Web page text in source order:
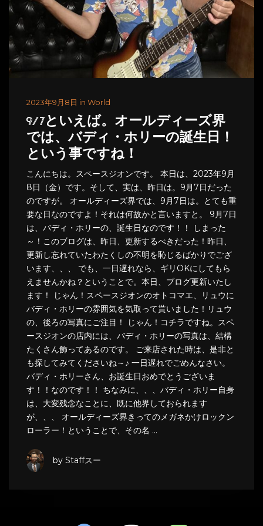
2023年9月8日 in World
9/7といえば。オールディーズ界
では、バディ・ホリーの誕生日！
という事ですね！
こんにちは。スペースジオンです。 本日は、2023年9月
8日（金）です。そして、実は、昨日は。9月7日だった
のですが。 オールディーズ界では、9月7日は。とても重
要な日なのですよ！それは何故かと言いますと。 9月7日
は、バディ・ホリーの、誕生日なのです！！ しまった
～！このブログは、昨日、更新するべきだった！昨日、
更新し忘れていたわたくしの不明を恥じるばかりでござ
います、、、 でも、一日遅れなら、ギリOKにしてもら
えませんかね？ということで。本日、ブログ更新いたし
ます！ じゃん！スペースジオンのオトコマエ、リュウに
バディ・ホリーの雰囲気を気取って貰いました！リュウ
の、後ろの写真にご注目！ じゃん！コチラですね。スペ
ースジオンの店内には、バディ・ホリーの写真は、結構
たくさん飾ってあるのです。 ご来店された時は、是非と
も探してみてくださいね～♪ 一日遅れでごめんなさい。
バディ・ホリーさん、お誕生日おめでとうございま
す！！なのです！！ ちなみに、、、バディ・ホリー自身
は、大変残念なことに、既に他界しておられます
が、、、 オールディーズ界きってのメガネかけロックン
ローラー！ということで、その名 …
by Staffスー